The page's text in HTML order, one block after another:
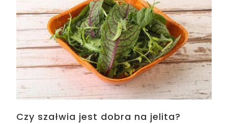
Czy szałwia jest dobra na jelita?